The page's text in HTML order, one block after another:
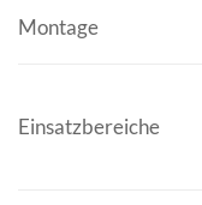
Montage
Einsatzbereiche